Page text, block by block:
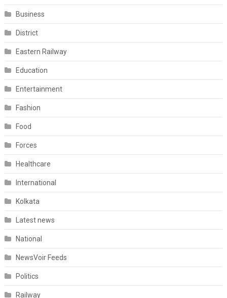
Business
District
Eastern Railway
Education
Entertainment
Fashion
Food
Forces
Healthcare
International
Kolkata
Latest news
National
NewsVoir Feeds
Politics
Railway